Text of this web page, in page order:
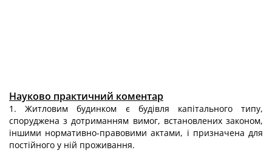
Науково практичний коментар
1. Житловим будинком є будівля капітального типу,
споруджена з дотриманням вимог, встановлених законом,
іншими нормативно-правовими актами, і призначена для
постійного у ній проживання.